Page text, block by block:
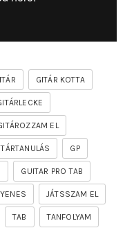
GITÁR KOTTA
EL
GP
GUITAR PRO TAB
JÁTSSZAM EL
TAB TANFOLYAM